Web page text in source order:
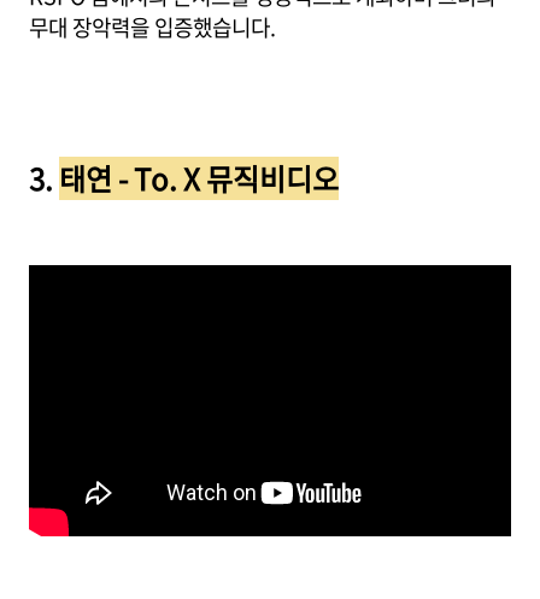
무대 장악력을 입증했습니다.
3. 태연 - To. X 뮤직비디오